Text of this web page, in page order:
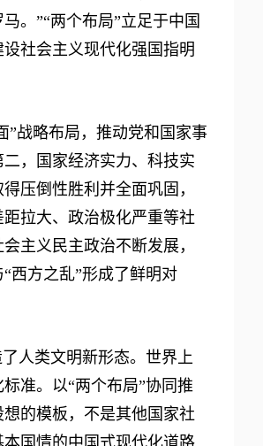
。”“两个布局”立足于中国
社会主义现代化强国指明
战略布局，推动党和国家事
，国家经济实力、科技实
压倒性胜利并全面巩固，
拉大、政治极化严重等社
主义民主政治不断发展，
西方之乱”形成了鲜明对
人类文明新形态。世界上
准。以“两个布局”协同推
的模板，不是其他国家社
国情的中国式现代化道路